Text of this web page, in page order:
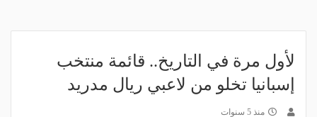
لأول مرة في التاريخ.. قائمة منتخب
إسبانيا تخلو من لاعبي ريال مدريد
منذ 5 سنوات